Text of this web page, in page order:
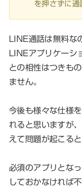
を押さずに通
LINE通話は無料な
LINEアプリケーシ
との相性はつきも
ません。
今後も様々な仕様
れると思いますが
えて問題が起こると
必須のアプリとな
しておかなければ